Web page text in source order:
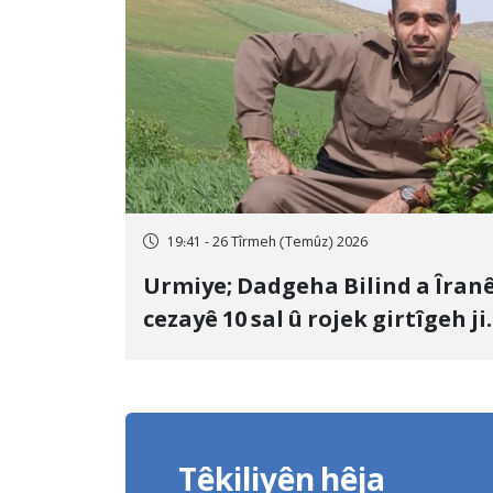
19:41 - 26 Tîrmeh (Temûz) 2026
Urmiye; Dadgeha Bilind a
cezayê 10 sal û rojek girtîgeh ji
Têkiliyên hêja